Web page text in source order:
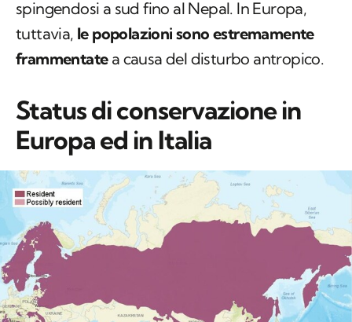
spingendosi a sud fino al Nepal. In Europa,
tuttavia, le popolazioni sono estremamente
frammentatea causa del disturbo antropico.
Status di conservazione in
Europa ed in Italia